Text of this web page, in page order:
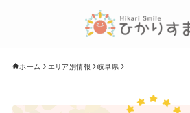
ホーム エリア別情報 岐阜県